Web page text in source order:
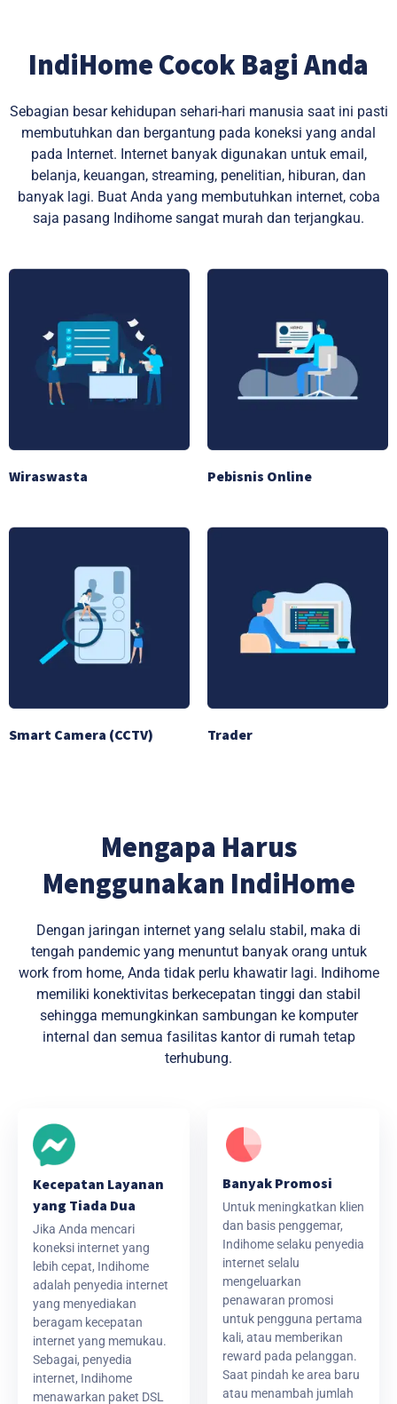
IndiHome Cocok Bagi Anda
Sebagian besar kehidupan sehari-hari manusia saat ini pasti
membutuhkan dan bergantung pada koneksi yang andal
pada Internet. Internet banyak digunakan untuk email,
belanja, keuangan, streaming, penelitian, hiburan, dan
banyak lagi. Buat Anda yang membutuhkan internet, coba
saja pasang Indihome sangat murah dan terjangkau.
Wiraswasta Pebisnis Online
Smart Camera (CCTV) Trader
Mengapa Harus
Menggunakan IndiHome
Dengan jaringan internet yang selalu stabil, maka di
tengah pandemic yang menuntut banyak orang untuk
work from home, Anda tidak perlu khawatir lagi. Indihome
memiliki konektivitas berkecepatan tinggi dan stabil
sehingga memungkinkan sambungan ke komputer
internal dan semua fasilitas kantor di rumah tetap
terhubung.
Kecepatan Layanan
yang Tiada Dua
Jika Anda mencari
koneksi internet yang
lebih cepat, Indihome
adalah penyedia internet
yang menyediakan
beragam kecepatan
internet yang memukau.
Sebagai, penyedia
internet, Indihome
menawarkan paket DSL
Banyak Promosi
Untuk meningkatkan klien
dan basis penggemar,
Indihome selaku penyedia
internet selalu
mengeluarkan
penawaran promosi
untuk pengguna pertama
kali, atau memberikan
reward pada pelanggan.
Saat pindah ke area baru
atau menambah jumlah